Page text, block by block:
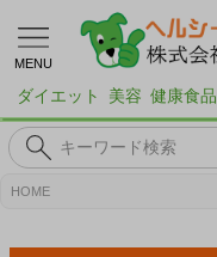
MENU
ダイエット 美容 健康食品
HOME